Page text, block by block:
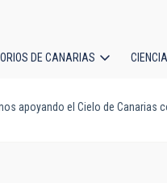
DE CANARIAS
apoyando el Cielo de